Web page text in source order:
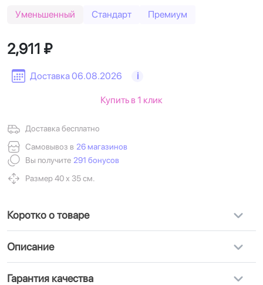
Уменьшенный Стандарт Премиум
Доставка 06.08.2026 i
2,911 ₽
Доставка бесплатно
Самовывоз в 26 магазинов
Вы получите 291 бонусов
Размер 40 х 35 см.
Купить в 1 клик
Коротко о товаре
Описание
Гарантия качества